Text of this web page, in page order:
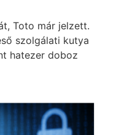
Toto már jelzett.
szolgálati kutya
hatezer doboz